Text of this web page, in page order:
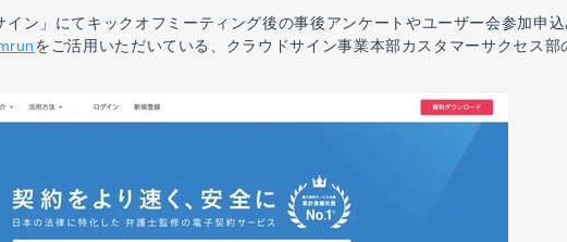
ン」にてキックオフミーティング後の事後アンケートやユーザー会参加申
をご活用いただいている、クラウドサイン事業本部カスタマーサクセス部